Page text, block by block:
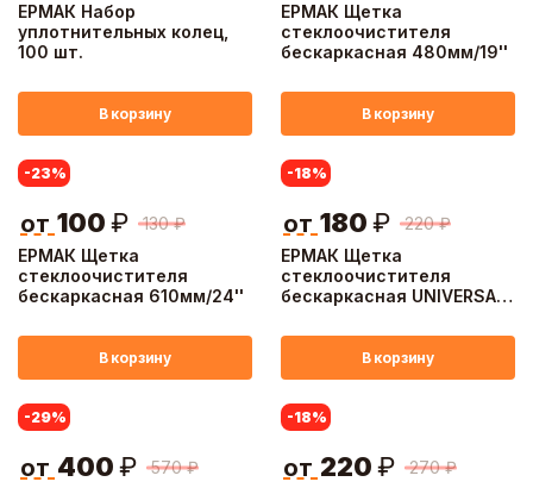
ЕРМАК Набор
уплотнительных колец,
100 шт.
В корзину
ЕРМАК Щетка
стеклоочистителя
бескаркасная 480мм/19''
В корзину
ЕРМАК Щетка
стеклоочистителя
бескаркасная 610мм/24''
-23%
130 ₽
от 100 ₽
В корзину
ЕРМАК Щетка
стеклоочистителя
бескаркасная UNIVERSAL
-18%
220 ₽
от 180 ₽
В корзину
-29%
570 ₽
от 400 ₽
-18%
270 ₽
от 220 ₽